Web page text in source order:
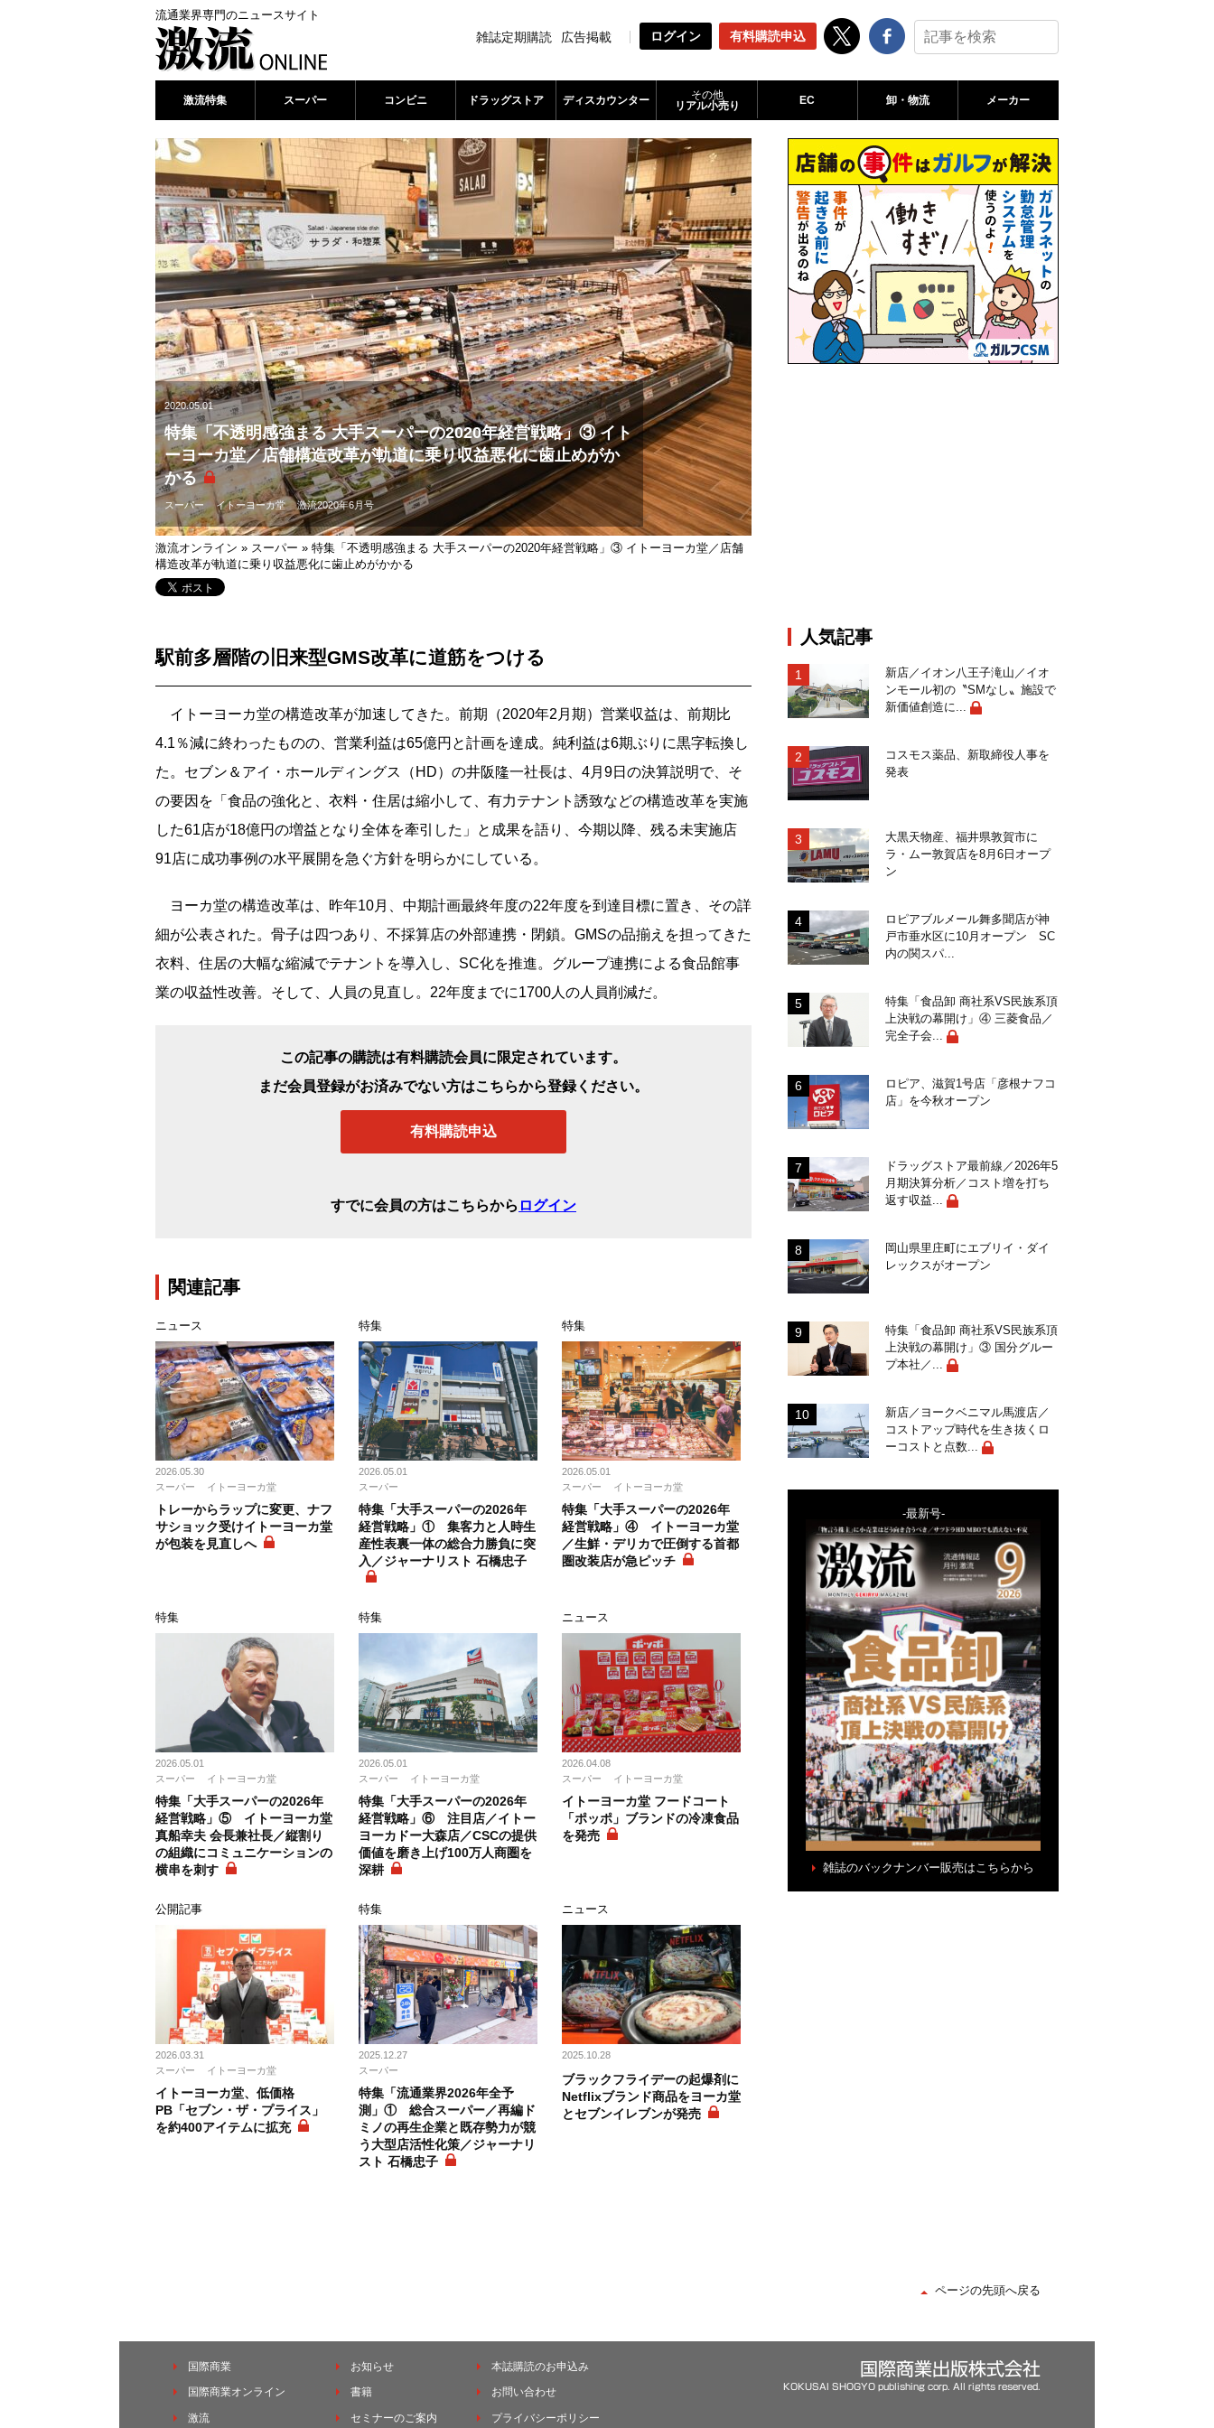
流通業界専門のニュースサイト
雑誌定期購読 広告掲載 ログイン 有料購読申込
激流特集 スーパー コンビニ ドラッグストア ディスカウンター
その他
リアル小売り
EC 卸・物流 メーカー
2020.05.01
特集「不透明感強まる 大手スーパーの2020年経営戦略」③ イト
ーヨーカ堂／店舗構造改革が軌道に乗り収益悪化に歯止めがか
かる
スーパー イトーヨーカ堂 激流2020年6月号
激流オンライン » スーパー » 特集「不透明感強まる 大手スーパーの2020年経営戦略」③ イトーヨーカ堂／店舗
構造改革が軌道に乗り収益悪化に歯止めがかかる
駅前多層階の旧来型GMS改革に道筋をつける
イトーヨーカ堂の構造改革が加速してきた。前期（2020年2月期）営業収益は、前期比
4.1％減に終わったものの、営業利益は65億円と計画を達成。純利益は6期ぶりに黒字転換し
た。セブン＆アイ・ホールディングス（HD）の井阪隆一社長は、4月9日の決算説明で、そ
の要因を「食品の強化と、衣料・住居は縮小して、有力テナント誘致などの構造改革を実施
した61店が18億円の増益となり全体を牽引した」と成果を語り、今期以降、残る未実施店
91店に成功事例の水平展開を急ぐ方針を明らかにしている。
ヨーカ堂の構造改革は、昨年10月、中期計画最終年度の22年度を到達目標に置き、その詳
細が公表された。骨子は四つあり、不採算店の外部連携・閉鎖。GMSの品揃えを担ってきた
衣料、住居の大幅な縮減でテナントを導入し、SC化を推進。グループ連携による食品館事
業の収益性改善。そして、人員の見直し。22年度までに1700人の人員削減だ。
この記事の購読は有料購読会員に限定されています。
まだ会員登録がお済みでない方はこちらから登録ください。
有料購読申込
すでに会員の方はこちらから ログイン
関連記事
ニュース
2026.05.30
スーパー
イトーヨーカ堂
トレーからラップに変更、ナフ
サショック受けイトーヨーカ堂
が包装を見直しへ
特集
2026.05.01
スーパー
特集「大手スーパーの2026年
経営戦略」① 集客力と人時生
産性表裏一体の総合力勝負に突
入／ジャーナリスト 石橋忠子
特集
2026.05.01
スーパー
イトーヨーカ堂
特集「大手スーパーの2026年
経営戦略」④ イトーヨーカ堂
／生鮮・デリカで圧倒する首都
圏改装店が急ピッチ
特集
2026.05.01
スーパー
イトーヨーカ堂
特集「大手スーパーの2026年
経営戦略」⑤ イトーヨーカ堂
真船幸夫 会長兼社長／縦割り
の組織にコミュニケーションの
横串を刺す
特集
2026.05.01
スーパー
イトーヨーカ堂
特集「大手スーパーの2026年
経営戦略」⑥ 注目店／イトー
ヨーカドー大森店／CSCの提供
価値を磨き上げ100万人商圏を
深耕
ニュース
2026.04.08
スーパー
イトーヨーカ堂
イトーヨーカ堂 フードコート
「ポッポ」ブランドの冷凍食品
を発売
公開記事
2026.03.31
スーパー
イトーヨーカ堂
イトーヨーカ堂、低価格
PB「セブン・ザ・プライス」
を約400アイテムに拡充
特集
2025.12.27
スーパー
特集「流通業界2026年全予
測」① 総合スーパー／再編ド
ミノの再生企業と既存勢力が競
う大型店活性化策／ジャーナリ
スト 石橋忠子
ニュース
2025.10.28
ブラックフライデーの起爆剤に
Netflixブランド商品をヨーカ堂
とセブンイレブンが発売
人気記事
新店／イオン八王子滝山／イオ
ンモール初の〝SMなし〟施設で
新価値創造に...
コスモス薬品、新取締役人事を
発表
大黒天物産、福井県敦賀市に
ラ・ムー敦賀店を8月6日オープ
ン
ロピアブルメール舞多聞店が神
戸市垂水区に10月オープン SC
内の関スパ...
特集「食品卸 商社系VS民族系頂
上決戦の幕開け」④ 三菱食品／
完全子会...
ロピア、滋賀1号店「彦根ナフコ
店」を今秋オープン
ドラッグストア最前線／2026年5
月期決算分析／コスト増を打ち
返す収益...
岡山県里庄町にエブリイ・ダイ
レックスがオープン
特集「食品卸 商社系VS民族系頂
上決戦の幕開け」③ 国分グルー
プ本社／...
新店／ヨークベニマル馬渡店／
コストアップ時代を生き抜くロ
ーコストと点数...
-最新号-
雑誌のバックナンバー販売はこちらから
ページの先頭へ戻る
国際商業
国際商業オンライン
激流
お知らせ
書籍
セミナーのご案内
本誌購読のお申込み
お問い合わせ
プライバシーポリシー